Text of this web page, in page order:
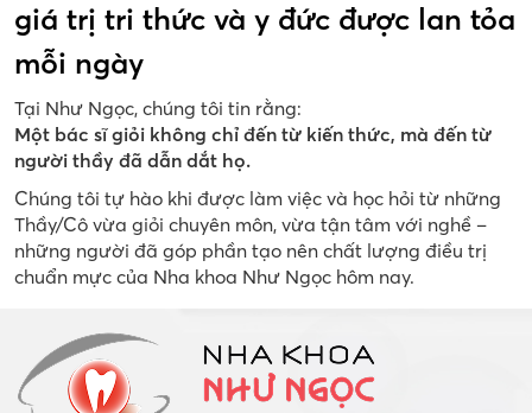
giá trị tri thức và y đức được lan tỏa
mỗi ngày
Tại Như Ngọc, chúng tôi tin rằng:
Một bác sĩ giỏi không chỉ đến từ kiến thức, mà đến từ
người thầy đã dẫn dắt họ.
Chúng tôi tự hào khi được làm việc và học hỏi từ những
Thầy/Cô vừa giỏi chuyên môn, vừa tận tâm với nghề –
những người đã góp phần tạo nên chất lượng điều trị
chuẩn mực của Nha khoa Như Ngọc hôm nay.